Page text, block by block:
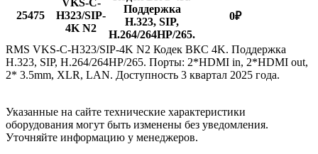
25475
H323/SIP-
4K N2
Поддержка
H.323, SIP,
H.264/264HP/265.
0₽
RMS VKS-C-H323/SIP-4K N2 Кодек ВКС 4K. Поддержка
H.323, SIP, H.264/264HP/265. Порты: 2*HDMI in, 2*HDMI out,
2* 3.5mm, XLR, LAN. Доступность 3 квартал 2025 года.
Указанные на сайте технические характеристики
оборудования могут быть изменены без уведомления.
Уточняйте информацию у менеджеров.